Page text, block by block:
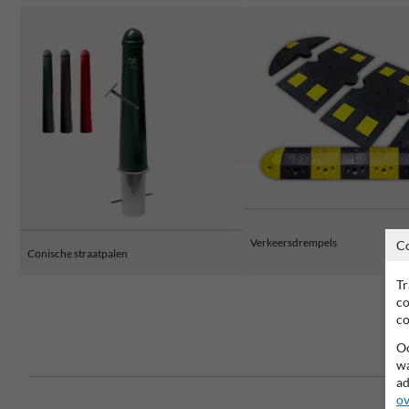
Conische straatpalen
Verkeersdrempels